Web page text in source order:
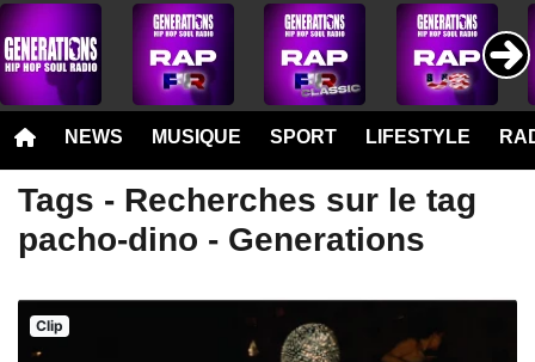
NEWS MUSIQUE SPORT LIFESTYLE
Tags - Recherches sur le tag
pacho-dino - Generations
Clip